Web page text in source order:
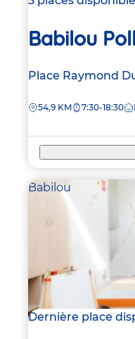
Babilou
Adresse
la
Place Raymond
DISTANCE
54,9 KM 7:30-18:30
Babilou
Dernière place